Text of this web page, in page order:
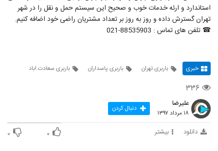
استاندارد و ارئه خدمات خوب و صحیح این سیستم حمل و نقل را در شهر
تهران گسترش داده و روز به روز بر تعداد مشتریان راضی خود اضافه کنیم.
☎ تلفن های تماس : 88535903-021
خبری باربری تهران باربری پاسداران باربری سعادت اباد
۳۳۶
علیرضا
۱۸ مرداد ۱۳۹۷ دنبال کردن
دانلود بیشتر ۰ ۰